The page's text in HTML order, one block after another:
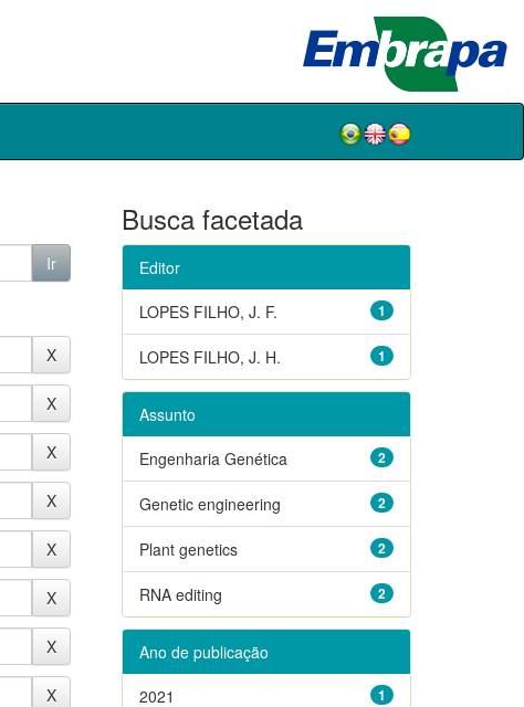
Busca facetada
Editor
1
LOPES FILHO, J. F.
1
LOPES FILHO, J. H.
Assunto
2
Engenharia Genética
2
Genetic engineering
2
Plant genetics
2
RNA editing
Ano de publicação
1
2021